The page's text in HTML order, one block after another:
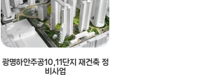
광명하안주공10,11단지 재건축 정
비사업